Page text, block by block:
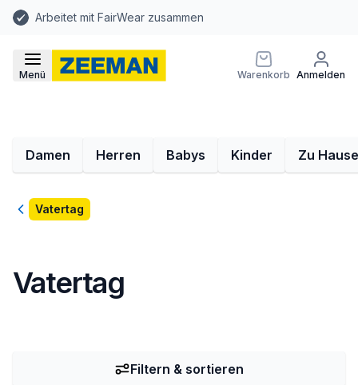
Arbeitet mit FairWear zusammen
Menü Warenkorb Anmelden
Damen Herren Babys Kinder Zu Hause
ZurückVatertag
Vatertag
Filtern & sortieren